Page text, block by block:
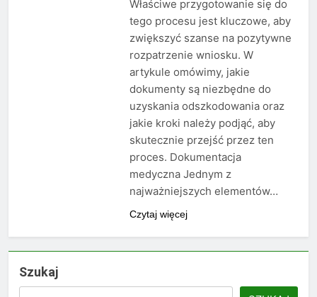
Właściwe przygotowanie się do
tego procesu jest kluczowe, aby
zwiększyć szanse na pozytywne
rozpatrzenie wniosku. W
artykule omówimy, jakie
dokumenty są niezbędne do
uzyskania odszkodowania oraz
jakie kroki należy podjąć, aby
skutecznie przejść przez ten
proces. Dokumentacja
medyczna Jednym z
najważniejszych elementów…
Czytaj więcej
Szukaj